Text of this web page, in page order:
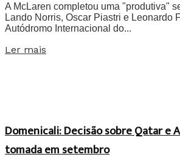
A McLaren completou uma "produtiva"
Lando Norris, Oscar Piastri e Leonardo
Autódromo Internacional do...
Ler mais
Domenicali: Decisão sobre Qatar e
tomada em setembro